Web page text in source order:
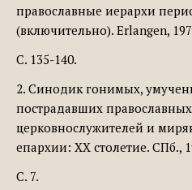
православные иерархи
(включительно). Erlangen,
С. 135-140.
2. Синодик гонимых,
пострадавших
церковнослужителей и
епархии: ХХ столетие. СПб.,
С. 7.